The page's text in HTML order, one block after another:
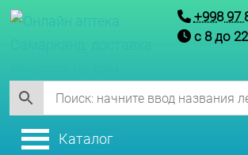
+998 97
с 8 до
Каталог